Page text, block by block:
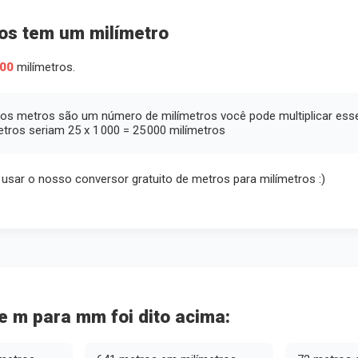
tem um milímetro
milímetros.
metros são um número de milímetros você pode multiplicar
seriam 25 x 1 000 = 25 000 milímetros
o nosso conversor gratuito de metros para milímetros :)
m para mm foi dito acima: